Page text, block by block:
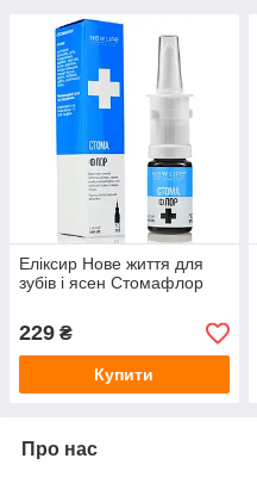
Еліксир Нове життя для
зубів і ясен Стомафлор
229 ₴
Купити
Про нас